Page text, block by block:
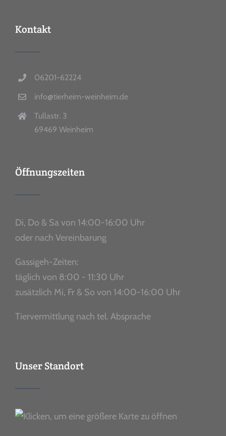
Kontakt
06201-62224
info@tierheim-weinheim.de
Tullastr. 3
69469 Weinheim
Öffnungszeiten
Di, Do & Sa von 14:00-16:00 Uhr
oder nach Vereinbarung
Gassigeh-Zeiten:
täglich von 8:00 - 11:30 Uhr
zusätzlich Mi, Fr & So von 14:00-16:00 Uhr
Tiervermittlung nach tel. Absprache
Unser Standort